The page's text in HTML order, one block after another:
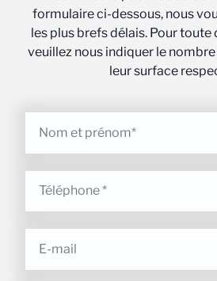
formulaire ci-dessous, nous
les plus brefs délais. Pour toute
veuillez nous indiquer le
leur surface